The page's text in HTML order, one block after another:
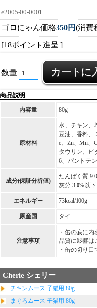
e2005-00-0001
ゴロにゃん価格350円(消費
[18ポイント進呈 ]
数量
商品説明
内容量 80g
原材料
水、チキン、
豆油、香料、
e、Zn、Mn、
タウリン、ビ
6、パントテ
成分(保証分析値)
たんぱく質
灰分 3.0%以
エネルギー 73kcal/100g
原産国 タイ
注意事項
・缶の底に
品質に影響は
・缶の切り口
Cherie シェリー
チキンムース 子猫用 80g
まぐろムース 子猫用 80g